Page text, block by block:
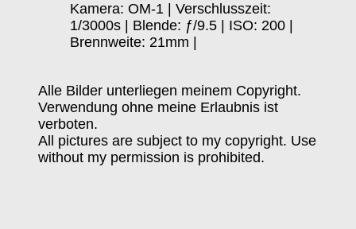
Kamera: OM-1 | Verschlusszeit:
1/3000s | Blende: ƒ/9.5 | ISO: 200 |
Brennweite: 21mm |
Alle Bilder unterliegen meinem Copyright.
Verwendung ohne meine Erlaubnis ist
verboten.
All pictures are subject to my copyright. Use
without my permission is prohibited.